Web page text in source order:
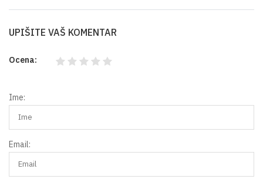
UPIŠITE VAŠ KOMENTAR
Ocena:
Ime:
Email: